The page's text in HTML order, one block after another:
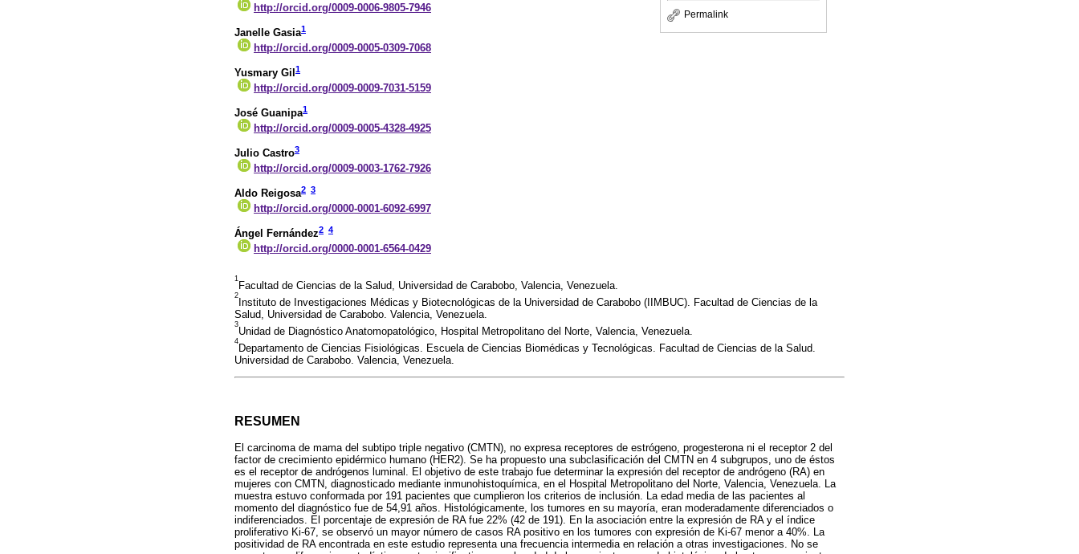
Permalink
http://orcid.org/0009-0006-9805-7946
Janelle Gasia1
http://orcid.org/0009-0005-0309-7068
Yusmary Gil 1
http://orcid.org/0009-0009-7031-5159
José Guanipa1
http://orcid.org/0009-0005-4328-4925
Julio Castro3
http://orcid.org/0009-0003-1762-7926
Aldo Reigosa2 3
http://orcid.org/0000-0001-6092-6997
Ángel Fernández2 4
http://orcid.org/0000-0001-6564-0429
1
Facultad de Ciencias de la Salud, Universidad de Carabobo, Valencia, Venezuela.
2
Instituto de Investigaciones Médicas y Biotecnológicas de la Universidad de Carabobo (IIMBUC). Facultad de Ciencias de la
Salud, Universidad de Carabobo. Valencia, Venezuela.
3
Unidad de Diagnóstico Anatomopatológico, Hospital Metropolitano del Norte, Valencia, Venezuela.
4
Departamento de Ciencias Fisiológicas. Escuela de Ciencias Biomédicas y Tecnológicas. Facultad de Ciencias de la Salud.
Universidad de Carabobo. Valencia, Venezuela.
RESUMEN
El carcinoma de mama del subtipo triple negativo (CMTN), no expresa receptores de estrógeno, progesterona ni el receptor 2 del
factor de crecimiento epidérmico humano (HER2). Se ha propuesto una subclasificación del CMTN en 4 subgrupos, uno de éstos
es el receptor de andrógenos luminal. El objetivo de este trabajo fue determinar la expresión del receptor de andrógeno (RA) en
mujeres con CMTN, diagnosticado mediante inmunohistoquímica, en el Hospital Metropolitano del Norte, Valencia, Venezuela. La
muestra estuvo conformada por 191 pacientes que cumplieron los criterios de inclusión. La edad media de las pacientes al
momento del diagnóstico fue de 54,91 años. Histológicamente, los tumores en su mayoría, eran moderadamente diferenciados o
indiferenciados. El porcentaje de expresión de RA fue 22% (42 de 191). En la asociación entre la expresión de RA y el índice
proliferativo Ki-67, se observó un mayor número de casos RA positivo en los tumores con expresión de Ki-67 menor a 40%. La
positividad de RA encontrada en este estudio representa una frecuencia intermedia en relación a otras investigaciones. No se